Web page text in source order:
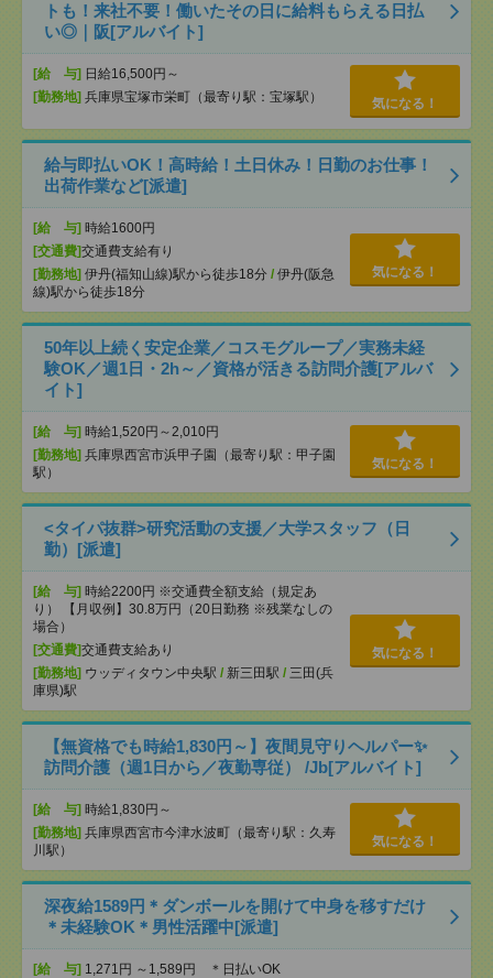
トも！来社不要！働いたその日に給料もらえる日払
い◎｜阪[アルバイト]
[給 与] 日給16,500円～
[勤務地] 兵庫県宝塚市栄町（最寄り駅：宝塚駅） 気になる！
給与即払いOK！高時給！土日休み！日勤のお仕事！
出荷作業など[派遣]
[給 与] 時給1600円
[交通費]交通費支給有り
[勤務地] 伊丹(福知山線)駅から徒歩18分 / 伊丹(阪急
線)駅から徒歩18分
気になる！
50年以上続く安定企業／コスモグループ／実務未経
験OK／週1日・2h～／資格が活きる訪問介護[アルバ
イト]
[給 与] 時給1,520円～2,010円
[勤務地] 兵庫県西宮市浜甲子園（最寄り駅：甲子園
駅）
気になる！
<タイパ抜群>研究活動の支援／大学スタッフ（日
勤）[派遣]
[給 与] 時給2200円 ※交通費全額支給（規定あ
り） 【月収例】30.8万円（20日勤務 ※残業なしの
場合）
[交通費]交通費支給あり
[勤務地] ウッディタウン中央駅 / 新三田駅 / 三田(兵
庫県)駅
気になる！
【無資格でも時給1,830円～】夜間見守りヘルパー✨
訪問介護（週1日から／夜勤専従） /Jb[アルバイト]
[給 与] 時給1,830円～
[勤務地] 兵庫県西宮市今津水波町（最寄り駅：久寿
川駅）
気になる！
深夜給1589円＊ダンボールを開けて中身を移すだけ
＊未経験OK＊男性活躍中[派遣]
[給 与] 1,271円 ～1,589円 ＊日払いOK